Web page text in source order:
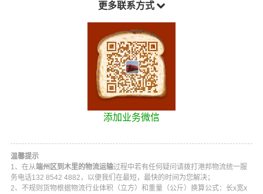
更多联系方式
添加业务微信
温馨提示
1、在从端州区到木里的物流运输过程中若有任何疑问请拨打 港邦物流统一服
务电话132 8542 4882 ，以便我们在最短，最快的时间为您解决；
2、不规则货物根据物流行业体积（立方）和重量（公斤）换算公式：长x宽x